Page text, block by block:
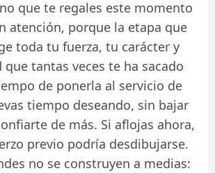
que te regales este momento
atención, porque la etapa que
toda tu fuerza, tu carácter y
que tantas veces te ha sacado
de ponerla al servicio de
tiempo deseando, sin bajar
de más. Si aflojas ahora,
previo podría desdibujarse.
no se construyen a medias: